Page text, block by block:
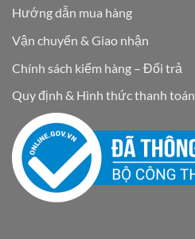
Hướng dẫn mua hàng
Vận chuyển & Giao nhận
Chính sách kiểm hàng – Đổi trả
Quy định & Hình thức thanh toán